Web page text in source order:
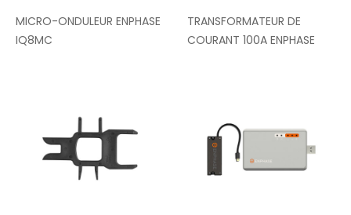
MICRO-ONDULEUR ENPHASE
IQ8MC
TRANSFORMATEUR DE
COURANT 100A ENPHASE